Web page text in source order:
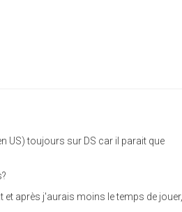
US) toujours sur DS car il parait que
après j'aurais moins le temps de jouer,